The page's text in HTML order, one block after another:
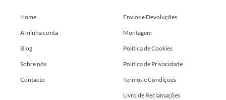
Home
A minha conta
Blog
Sobre nós
Contacto
Envios e Devoluções
Montagem
Politica de Cookies
Politica de Privacidade
Termos e Condições
Livro de Reclamações